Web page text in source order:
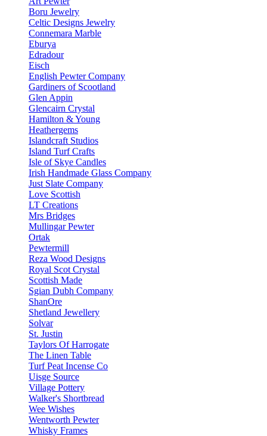
Boru Jewelry
Celtic Designs Jewelry
Connemara Marble
Eburya
Edradour
Eisch
English Pewter Company
Gardiners of Scootland
Glen Appin
Glencairn Crystal
Hamilton & Young
Heathergems
Islandcraft Studios
Island Turf Crafts
Isle of Skye Candles
Irish Handmade Glass Company
Just Slate Company
Love Scottish
LT Creations
Mrs Bridges
Mullingar Pewter
Ortak
Pewtermill
Reza Wood Designs
Royal Scot Crystal
Scottish Made
Sgian Dubh Company
ShanOre
Shetland Jewellery
Solvar
St. Justin
Taylors Of Harrogate
The Linen Table
Turf Peat Incense Co
Uisge Source
Village Pottery
Walker's Shortbread
Wee Wishes
Wentworth Pewter
Whisky Frames